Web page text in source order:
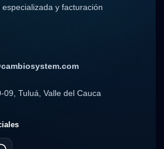
y facturación
09, Tuluá, Valle del Cauca